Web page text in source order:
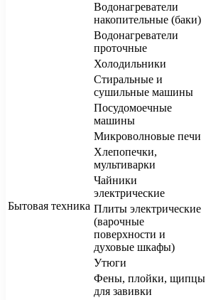
Водонагреватели
накопительные (баки)
Водонагреватели
проточные
Бытовая техника
Холодильники
Стиральные и
сушильные машины
Посудомоечные
машины
Микроволновые печи
Хлепопечки,
мультиварки
Чайники
электрические
Плиты электрические
(варочные
поверхности и
духовые шкафы)
Утюги
Фены, плойки, щипцы
для завивки